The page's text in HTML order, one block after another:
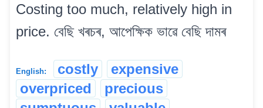
Costing too much, relatively high in
price. বেছি খৰচৰ, আপেক্ষিক ভাৱে বেছি দামৰ
English: costly
expensive
overpriced
precious